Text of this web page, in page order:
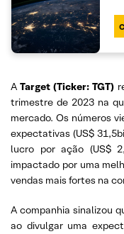
ATarget (Ticker: TGT)
trimestre de 2023 na
mercado. Os números
expectativas (US$
lucro por ação (US$
impactado por uma
vendas mais fortes na
A companhia sinalizou
ao divulgar uma